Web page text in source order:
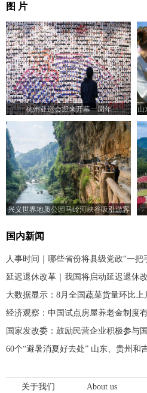
图 片
杭州亚运会迎来开幕一周年
山
兴义世界地质公园马岭河峡谷吸引游客
国内新闻
人事时间｜哪些省份将县级党政“一把
延迟退休改革｜我国将启动延迟退休
大数据显示：8月全国蔬菜货量环比上
经济观察：中国试点房屋养老金制度
国家发改委：鼓励民营企业积极参与
60个“避暑消夏好去处” 山东、贵州和
关于我们 About us